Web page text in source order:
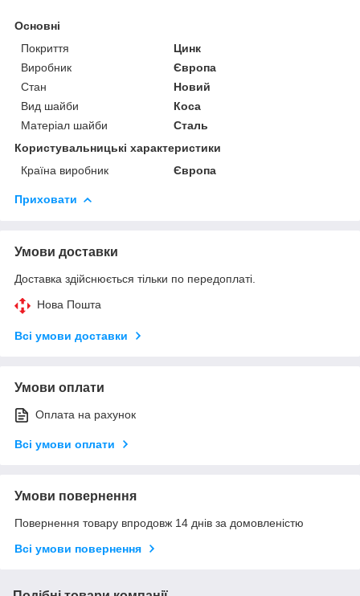
Основні
Покриття
Цинк
Виробник
Європа
Стан
Новий
Вид шайби
Коса
Матеріал шайби
Сталь
Користувальницькі характеристики
Країна виробник
Європа
Приховати
Умови доставки
Доставка здійснюється тільки по передоплаті.
Нова Пошта
Всі умови доставки
Умови оплати
Оплата на рахунок
Всі умови оплати
Умови повернення
Повернення товару впродовж 14 днів за домовленістю
Всі умови повернення